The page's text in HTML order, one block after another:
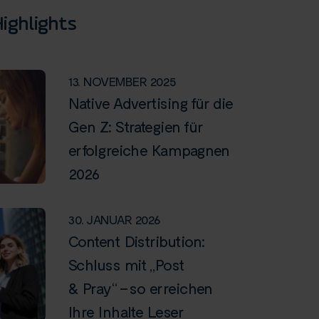
13. NOVEMBER 2025
Native Advertising für die
Gen Z: Strategien für
erfolgreiche Kampagnen
2026
30. JANUAR 2026
Content Distribution:
Schluss mit „Post
& Pray“ – so erreichen
Ihre Inhalte Leser